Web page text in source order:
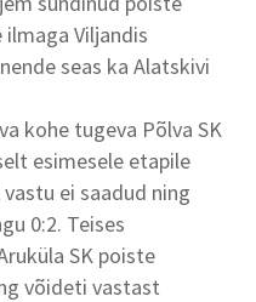
ilmaga Viljandis
seas ka Alatskivi
kohe tugeva Põlva SK
esimesele etapile
ei saadud ning
0:2. Teises
SK poiste
võideti vastast